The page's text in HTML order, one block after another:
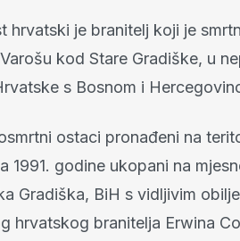
hrvatski je branitelj koji je
kod Stare Gradiške, u
s Bosnom i
ostaci pronađeni na
1991. godine ukopani na
Gradiška, BiH s vidljivim
hrvatskog branitelja Erwina